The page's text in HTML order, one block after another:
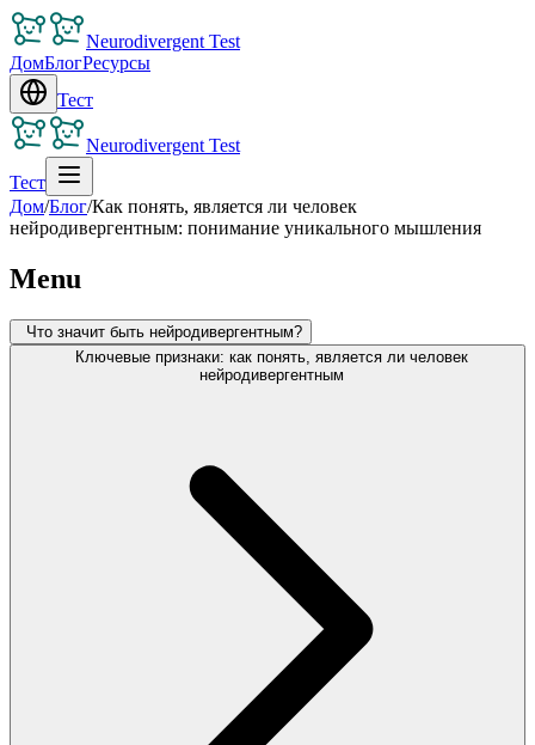
Neurodivergent Test
ДомБлогРесурсы
Тест
Neurodivergent Test
Тест
Дом/Блог/Как понять, является ли человек
нейродивергентным: понимание уникального мышления
Menu
Что значит быть нейродивергентным?
Ключевые признаки: как понять, является ли человек
нейродивергентным